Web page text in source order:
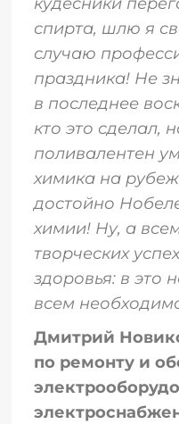
спирта, шлю я
случаю
праздника! Не
в последнее
кто это сделал,
поливалентен
химика на
достойно
химии! Ну, а
творческих
здоровья: в это
всем
Дмитрий
по ремонту и